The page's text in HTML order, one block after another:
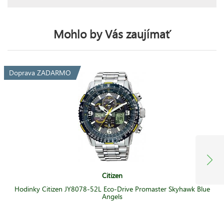
Mohlo by Vás zaujímať
Doprava ZADARMO
Citizen
Hodinky Citizen JY8078-52L Eco-Drive Promaster Skyhawk Blue
Angels